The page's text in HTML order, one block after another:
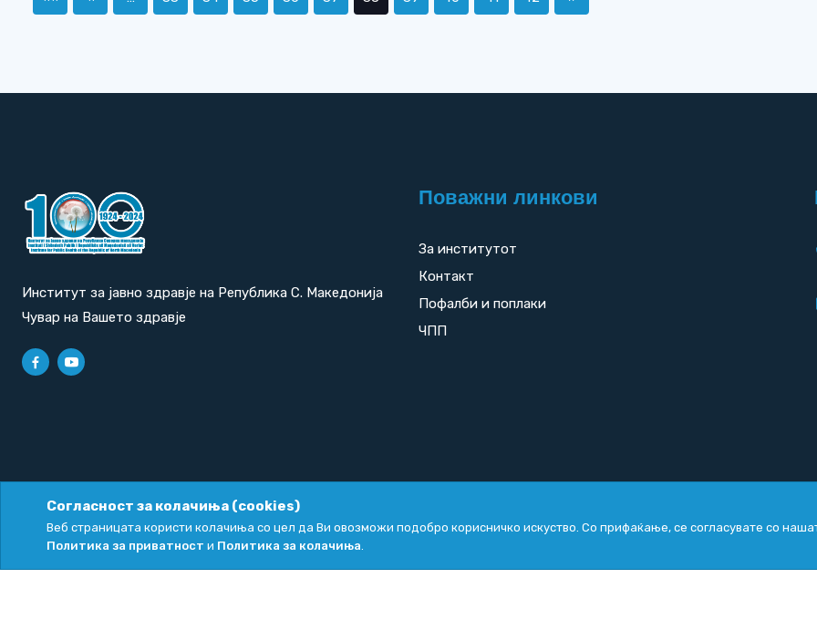
Институт за јавно здравје на Република С. Македонија
Чувар на Вашето здравје
Поважни линкови
За институтот
Контакт
Пофалби и поплаки
ЧПП
Политика за приватност | Политика за колачиња Copyright 2026. All rights reserved byUNET.
Согласност за колачиња (cookies)
Веб страницата користи колачиња со цел да Ви овозможи подобро корисничко искуство. Со прифаќање, се согласувате со
Политика за приватност и Политика за колачиња.